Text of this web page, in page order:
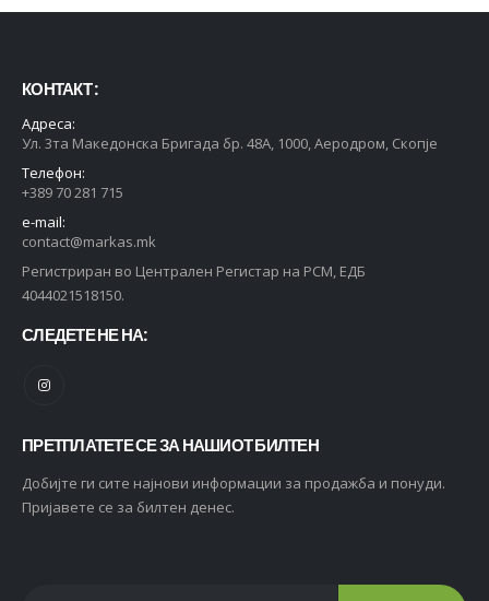
КОНТАКТ :
Адреса:
Ул. 3та Македонска Бригада бр. 48А, 1000, Аеродром, Скопје
Телефон:
+389 70 281 715
e-mail:
contact@markas.mk
Регистриран во Централен Регистар на РСМ, ЕДБ
4044021518150.
СЛЕДЕТЕ НЕ НА:
ПРЕТПЛАТЕТЕ СЕ ЗА НАШИОТ БИЛТЕН
Добијте ги сите најнови информации за продажба и понуди.
Пријавете се за билтен денес.